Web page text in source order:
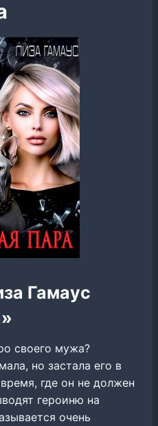
Гамаус
своего мужа?
но застала его в
где он не должен
героиню на
очень